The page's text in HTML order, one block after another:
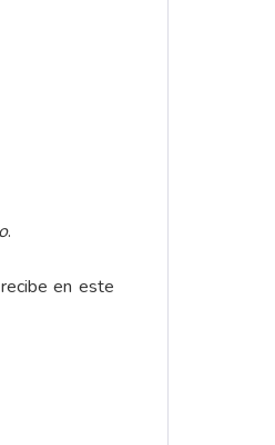
.
en este